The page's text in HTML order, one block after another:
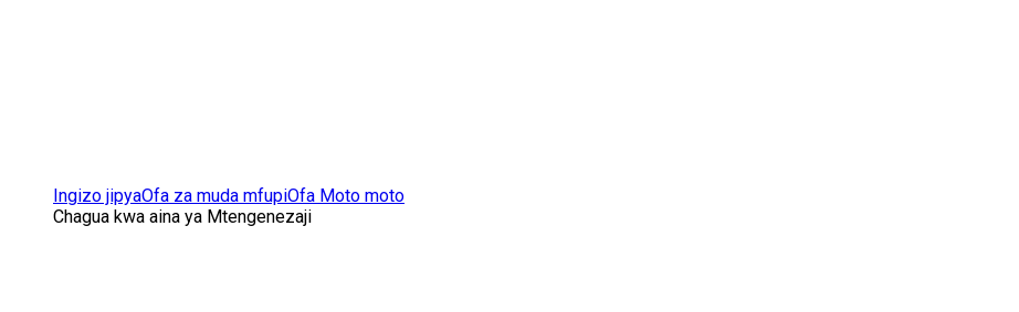
Ingizo jipyaOfa za muda mfupiOfa Moto moto
Chagua kwa aina ya Mtengenezaji